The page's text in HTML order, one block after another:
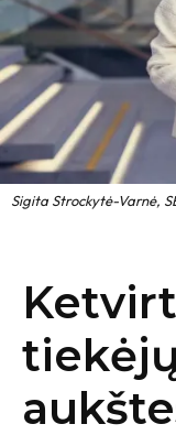
Sigita Strockytė-Varnė,